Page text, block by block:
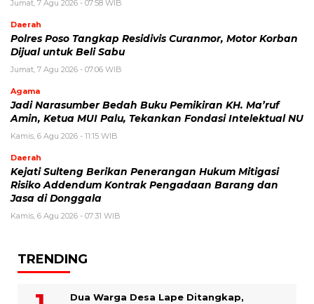
Jumat, 7 Agu 2026 - 07:58 WIB
Daerah
Polres Poso Tangkap Residivis Curanmor, Motor Korban
Dijual untuk Beli Sabu
Jumat, 7 Agu 2026 - 07:06 WIB
Agama
Jadi Narasumber Bedah Buku Pemikiran KH. Ma’ruf
Amin, Ketua MUI Palu, Tekankan Fondasi Intelektual NU
Kamis, 6 Agu 2026 - 11:15 WIB
Daerah
Kejati Sulteng Berikan Penerangan Hukum Mitigasi
Risiko Addendum Kontrak Pengadaan Barang dan
Jasa di Donggala
Kamis, 6 Agu 2026 - 07:31 WIB
TRENDING
Dua Warga Desa Lape Ditangkap,